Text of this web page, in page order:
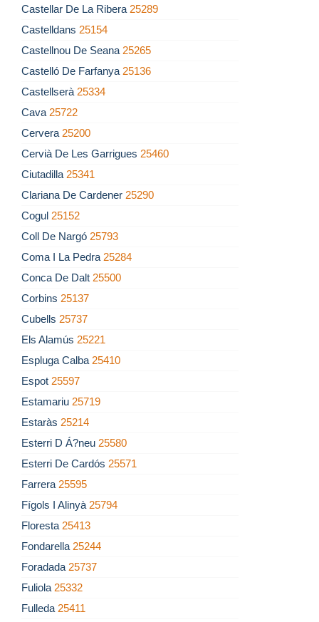
Castellar De La Ribera 25289
Castelldans 25154
Castellnou De Seana 25265
Castelló De Farfanya 25136
Castellserà 25334
Cava 25722
Cervera 25200
Cervià De Les Garrigues 25460
Ciutadilla 25341
Clariana De Cardener 25290
Cogul 25152
Coll De Nargó 25793
Coma I La Pedra 25284
Conca De Dalt 25500
Corbins 25137
Cubells 25737
Els Alamús 25221
Espluga Calba 25410
Espot 25597
Estamariu 25719
Estaràs 25214
Esterri D Á?neu 25580
Esterri De Cardós 25571
Farrera 25595
Fígols I Alinyà 25794
Floresta 25413
Fondarella 25244
Foradada 25737
Fuliola 25332
Fulleda 25411